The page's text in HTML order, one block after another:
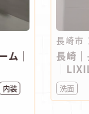
ム｜
内装
長崎市
長崎
｜
洗面